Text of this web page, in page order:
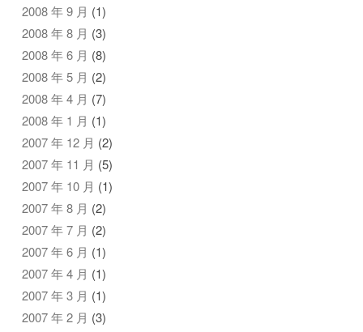
2008 年 9 月 (1)
2008 年 8 月 (3)
2008 年 6 月 (8)
2008 年 5 月 (2)
2008 年 4 月 (7)
2008 年 1 月 (1)
2007 年 12 月 (2)
2007 年 11 月 (5)
2007 年 10 月 (1)
2007 年 8 月 (2)
2007 年 7 月 (2)
2007 年 6 月 (1)
2007 年 4 月 (1)
2007 年 3 月 (1)
2007 年 2 月 (3)